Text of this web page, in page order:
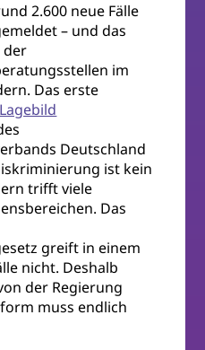
2.600 neue Fälle
– und das
der
im
Das erste
Deutschland
ist kein
trifft viele
Das
greift in einem
nicht. Deshalb
der Regierung
muss endlich